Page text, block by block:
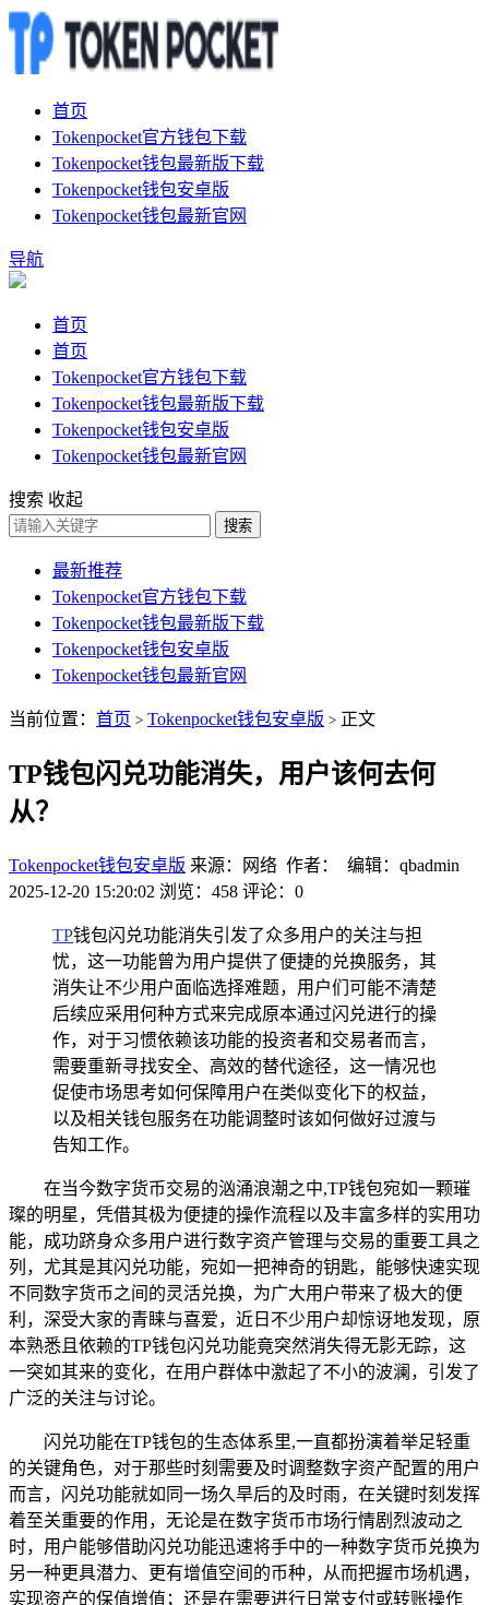
首页
Tokenpocket官方钱包下载
Tokenpocket钱包最新版下载
Tokenpocket钱包安卓版
Tokenpocket钱包最新官网
导航
首页
首页
Tokenpocket官方钱包下载
Tokenpocket钱包最新版下载
Tokenpocket钱包安卓版
Tokenpocket钱包最新官网
搜索 收起
搜索
最新推荐
Tokenpocket官方钱包下载
Tokenpocket钱包最新版下载
Tokenpocket钱包安卓版
Tokenpocket钱包最新官网
当前位置： 首页 > Tokenpocket钱包安卓版 > 正文
TP钱包闪兑功能消失，用户该何去何
从？
Tokenpocket钱包安卓版 来源：网络 作者： 编辑：qbadmin
2025-12-20 15:20:02 浏览：458 评论：0
TP钱包闪兑功能消失引发了众多用户的关注与担
忧，这一功能曾为用户提供了便捷的兑换服务，其
消失让不少用户面临选择难题，用户们可能不清楚
后续应采用何种方式来完成原本通过闪兑进行的操
作，对于习惯依赖该功能的投资者和交易者而言，
需要重新寻找安全、高效的替代途径，这一情况也
促使市场思考如何保障用户在类似变化下的权益，
以及相关钱包服务在功能调整时该如何做好过渡与
告知工作。
在当今数字货币交易的汹涌浪潮之中,TP钱包宛如一颗璀
璨的明星，凭借其极为便捷的操作流程以及丰富多样的实用功
能，成功跻身众多用户进行数字资产管理与交易的重要工具之
列，尤其是其闪兑功能，宛如一把神奇的钥匙，能够快速实现
不同数字货币之间的灵活兑换，为广大用户带来了极大的便
利，深受大家的青睐与喜爱，近日不少用户却惊讶地发现，原
本熟悉且依赖的TP钱包闪兑功能竟突然消失得无影无踪，这
一突如其来的变化，在用户群体中激起了不小的波澜，引发了
广泛的关注与讨论。
闪兑功能在TP钱包的生态体系里,一直都扮演着举足轻重
的关键角色，对于那些时刻需要及时调整数字资产配置的用户
而言，闪兑功能就如同一场久旱后的及时雨，在关键时刻发挥
着至关重要的作用，无论是在数字货币市场行情剧烈波动之
时，用户能够借助闪兑功能迅速将手中的一种数字货币兑换为
另一种更具潜力、更有增值空间的币种，从而把握市场机遇，
实现资产的保值增值；还是在需要进行日常支付或转账操作